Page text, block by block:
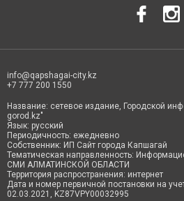
info@qapshagai-city.kz
+7 777 200 1550
Название: сетевое издание, Городской
gorod.kz"
Язык: русский
Периодичность: ежедневно
Собственник: ИП Сайт города Капшагай
Тематическая направленность:
СМИ АЛМАТИНСКОЙ ОБЛАСТИ
Территория распространения: интернет
Дата и номер первичной постановки на
02.03.2021, KZ87VPY00032995